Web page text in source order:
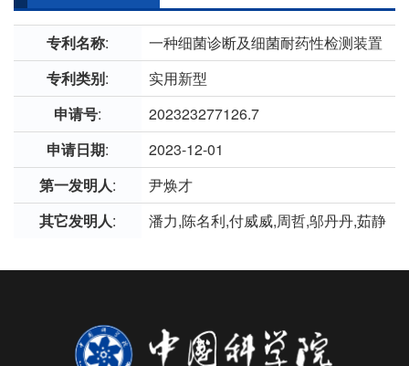
专利名称:
一种细菌诊断及细菌耐药性检测装置
专利类别:
实用新型
申请号:
202323277126.7
申请日期:
2023-12-01
第一发明人:
尹焕才
其它发明人: 潘力,陈名利,付威威,周哲,邬丹丹,茹静